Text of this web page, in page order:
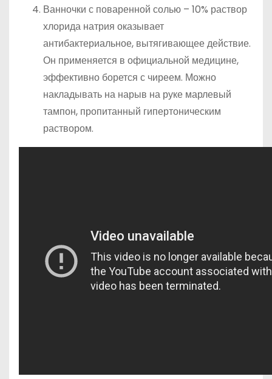
Ванночки с поваренной солью – 10% раствор
хлорида натрия оказывает
антибактериальное, вытягивающее действие.
Он применяется в официальной медицине,
эффективно борется с чиреем. Можно
накладывать на нарыв на руке марлевый
тампон, пропитанный гипертоническим
раствором.